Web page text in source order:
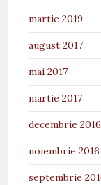
martie 2019
august 2017
mai 2017
martie 2017
decembrie 2016
noiembrie 2016
septembrie